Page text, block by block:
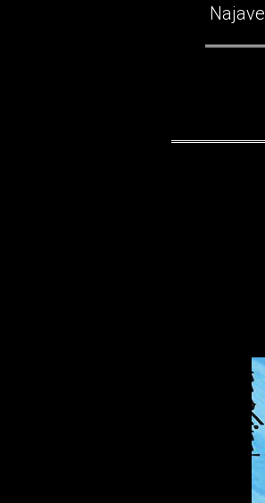
Najave